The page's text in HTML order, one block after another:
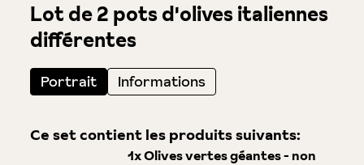
Lot de 2 pots d'olives italiennes
différentes
Portrait Informations
Ce set contient les produits suivants:
1x Olives vertes géantes - non